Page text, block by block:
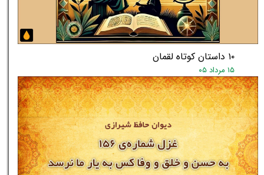
۱۰ داستان کوتاه لقمان
۱۵ مرداد ۰۵